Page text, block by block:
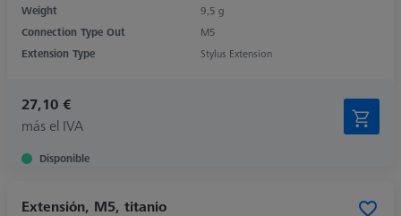
Weight
9,5 g
Connection Type Out
M5
Extension Type
Stylus Extension
27,10 €
más el IVA
Disponible
Extensión, M5, titanio